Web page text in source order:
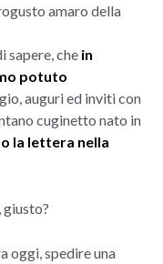
amaro della
sapere, che in
potuto
auguri ed inviti con
cuginetto nato in
la lettera nella
giusto?
oggi, spedire una